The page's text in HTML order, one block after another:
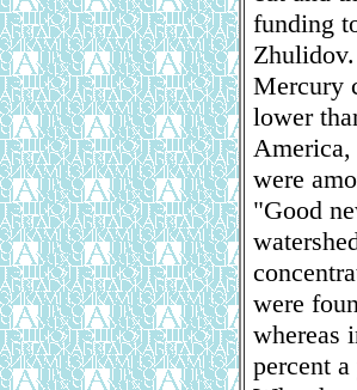
funding
Zhulidov.
Mercury
lower
were
"Good
were
whereas
percent a